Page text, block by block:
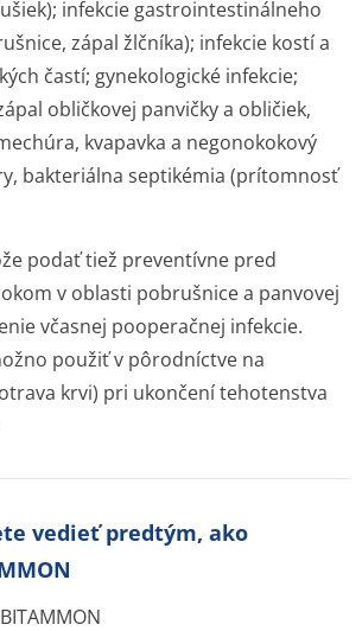
infekcie gastrointesti­nálneho
zápal žlčníka); infekcie kostí a
častí; gynekologické infekcie;
obličkovej panvičky a obličiek,
kvapavka a negonokokový
bakteriálna septikémia (prítomnosť
podať tiež preventívne pred
v oblasti pobrušnice a panvovej
včasnej pooperačnej infekcie.
použiť v pôrodníctve na
krvi) pri ukončení tehotenstva
vedieť predtým, ako